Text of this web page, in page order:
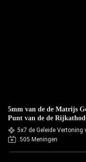
5mm van de de Matrijs
Punt van de de
van de Liftvloer
5x7 de Geleide
505 Meningen